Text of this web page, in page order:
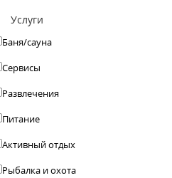
Услуги
Баня/сауна
Сервисы
Развлечения
Питание
Активный отдых
Рыбалка и охота